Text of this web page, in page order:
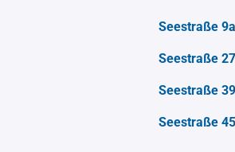
Seestraße 9a
Seestraße 27
Seestraße 39
Seestraße 45